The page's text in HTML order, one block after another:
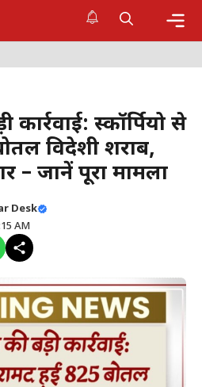
स्कॉर्पियो से
विदेशी शराब,
– जानें पूरा मामला
Desk
AM